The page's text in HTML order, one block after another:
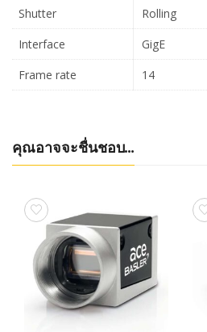
Shutter
Rolling
Interface
GigE
Frame rate
14
คุณอาจจะชื่นชอบ…